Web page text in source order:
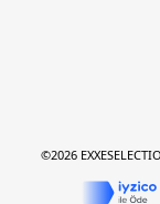
©2026